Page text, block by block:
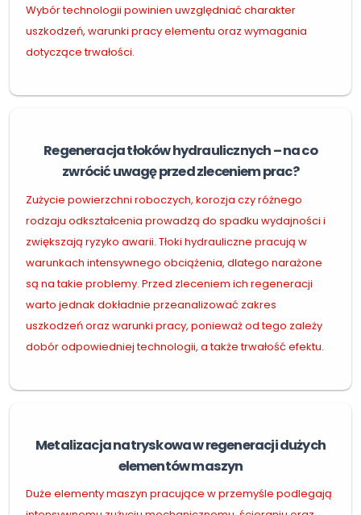
Wybór technologii powinien uwzględniać charakter
uszkodzeń, warunki pracy elementu oraz wymagania
dotyczące trwałości.
Regeneracja tłoków hydraulicznych – na co
zwrócić uwagę przed zleceniem prac?
Zużycie powierzchni roboczych, korozja czy różnego
rodzaju odkształcenia prowadzą do spadku wydajności i
zwiększają ryzyko awarii. Tłoki hydrauliczne pracują w
warunkach intensywnego obciążenia, dlatego narażone
są na takie problemy. Przed zleceniem ich regeneracji
warto jednak dokładnie przeanalizować zakres
uszkodzeń oraz warunki pracy, ponieważ od tego zależy
dobór odpowiedniej technologii, a także trwałość efektu.
Metalizacja natryskowa w regeneracji dużych
elementów maszyn
Duże elementy maszyn pracujące w przemyśle podlegają